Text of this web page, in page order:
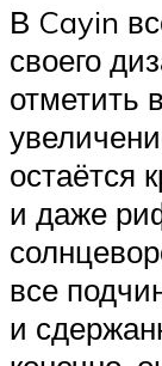
В Cayin
своего
отметить
остаётся
и даже
все
и